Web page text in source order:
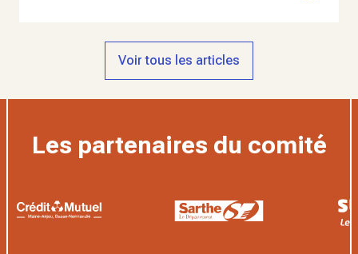
Voir tous les articles
Les partenaires du comité